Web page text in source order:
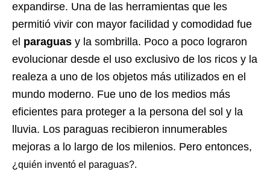
expandirse. Una de las herramientas que les
permitió vivir con mayor facilidad y comodidad fue
el paraguas y la sombrilla. Poco a poco lograron
evolucionar desde el uso exclusivo de los ricos y la
realeza a uno de los objetos más utilizados en el
mundo moderno. Fue uno de los medios más
eficientes para proteger a la persona del sol y la
lluvia. Los paraguas recibieron innumerables
mejoras a lo largo de los milenios. Pero entonces,
¿quién inventó el paraguas?.